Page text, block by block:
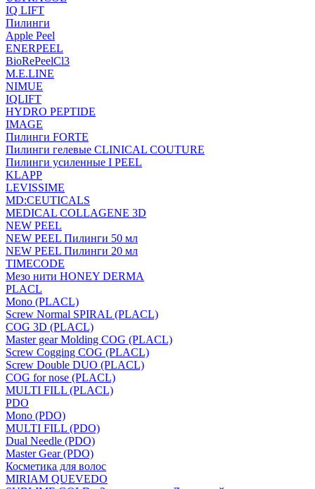
IQ LIFT
Пилинги
Apple Peel
ENERPEEL
BioRePeelCl3
M.E.LINE
NIMUE
IQLIFT
HYDRO PEPTIDE
IMAGE
Пилинги FORTE
Пилинги гелевые CLINICAL COUTURE
Пилинги усиленные I PEEL
KLAPP
LEVISSIME
MD:CEUTICALS
MEDICAL COLLAGENE 3D
NEW PEEL
NEW PEEL Пилинги 50 мл
NEW PEEL Пилинги 20 мл
TIMECODE
Мезо нити HONEY DERMA
PLACL
Mono (PLACL)
Screw Normal SPIRAL (PLACL)
COG 3D (PLACL)
Master gear Molding COG (PLACL)
Screw Cogging COG (PLACL)
Screw Double DUO (PLACL)
COG for nose (PLACL)
MULTI FILL (PLACL)
PDO
Mono (PDO)
MULTI FILL (PDO)
Dual Needle (PDO)
Master Gear (PDO)
Косметика для волос
MIRIAM QUEVEDO